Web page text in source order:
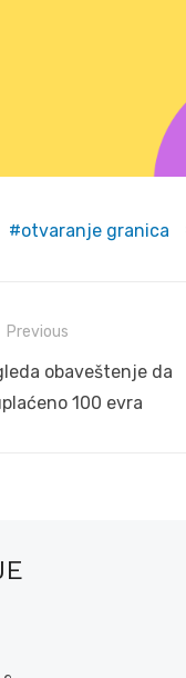
otvaranje granica
Previous
obaveštenje da
100 evra